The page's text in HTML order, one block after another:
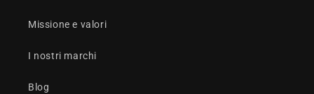
Missione e valori
I nostri marchi
Blog